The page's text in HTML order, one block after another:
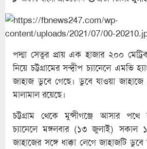
পদ্মা সেতুর প্রায় এক হাজার ২০০
নিয়ে চট্টগ্রামের সন্দ্বীপ চ্যানেলে এমভি
জাহাজ ডুবে গেছে। ডুবে যাওয়া জাহাজে
মালামাল রয়েছে।
চট্টগ্রাম থেকে মুন্সীগঞ্জে আসার পথে
চ্যানেলে মঙ্গলবার (১৩ জুলাই) সকাল
জাহাজের সঙ্গে ধাক্কা লেগে জাহাজটি